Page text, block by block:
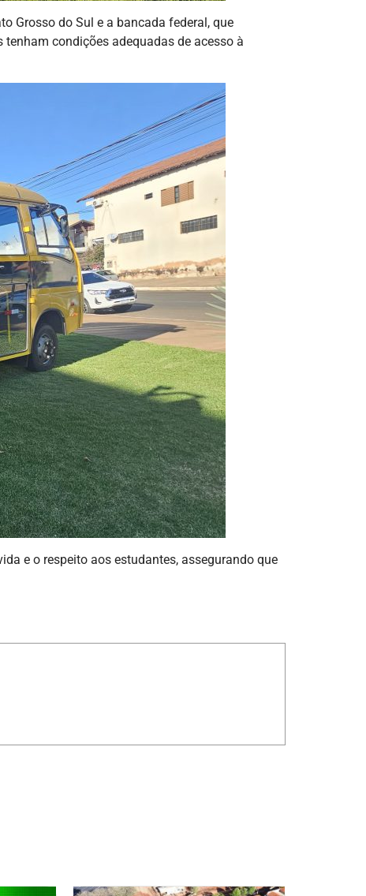
Grosso do Sul e a bancada federal, que
condições adequadas de acesso à
e o respeito aos estudantes, assegurando que